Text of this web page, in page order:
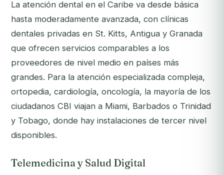
La atención dental en el Caribe va desde básica
hasta moderadamente avanzada, con clínicas
dentales privadas en St. Kitts, Antigua y Granada
que ofrecen servicios comparables a los
proveedores de nivel medio en países más
grandes. Para la atención especializada compleja,
ortopedia, cardiología, oncología, la mayoría de los
ciudadanos CBI viajan a Miami, Barbados o Trinidad
y Tobago, donde hay instalaciones de tercer nivel
disponibles.
Telemedicina y Salud Digital